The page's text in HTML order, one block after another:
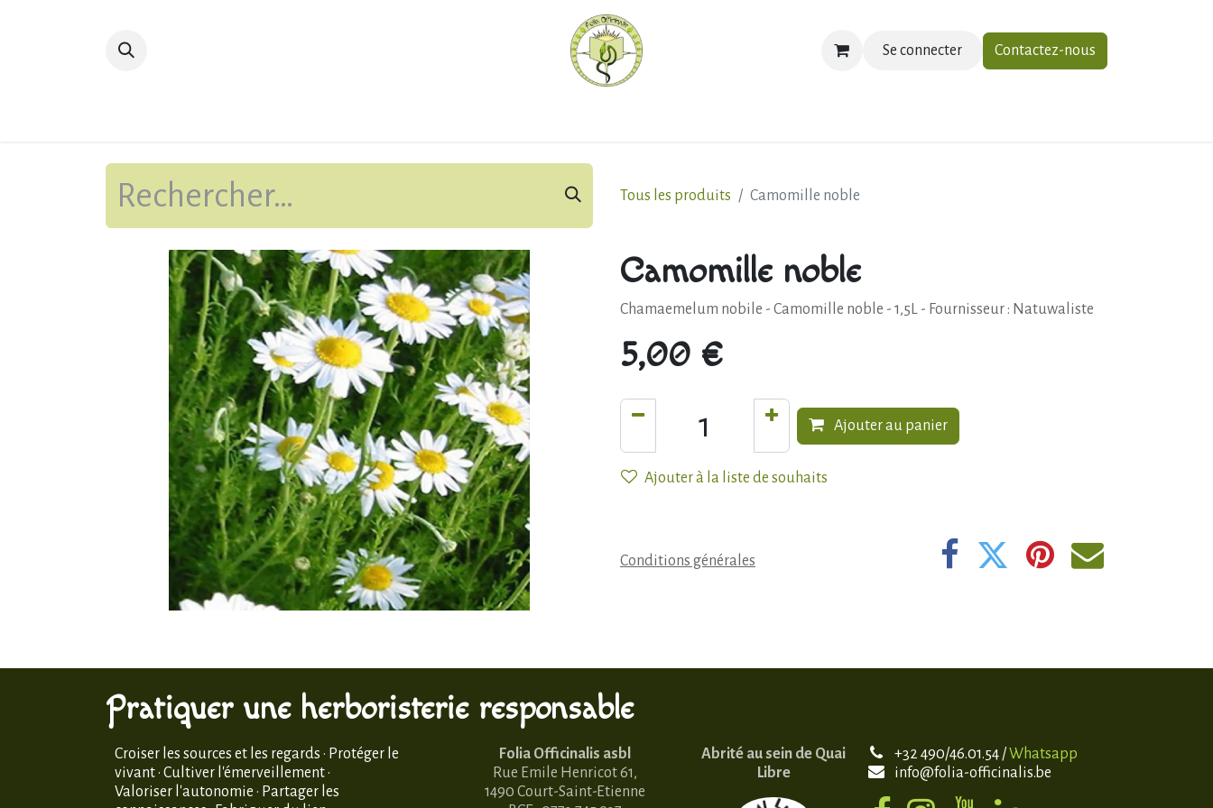
Se connecter Contactez-nous
Tous les produits Camomille noble
Camomille noble
Chamaemelum nobile - Camomille noble - 1,5L - Fournisseur : Natuwaliste
5,00 €
Ajouter au panier
Ajouter à la liste de souhaits
Conditions générales
Pratiquer une herboristerie responsable
Croiser les sources et les regards · Protéger le
vivant · Cultiver l'émerveillement ·
Valoriser l'autonomie · Partager les
Folia Officinalis asbl
Rue Emile Henricot 61,
1490 Court-Saint-Etienne
+32 490/46.01.54 /Whatsapp
info@folia-officinalis.be
Abrité au sein de Quai
Libre